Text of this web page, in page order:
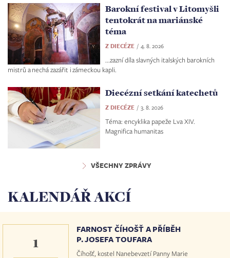
Barokní festival v Litomyšli
tentokrát na mariánské
téma
Z DIECÉZE 4. 8. 2026
...zazní díla slavných italských barokních
mistrů a nechá zazářit i zámeckou kapli.
Diecézní setkání katechetů
Z DIECÉZE 3. 8. 2026
Téma: encyklika papeže Lva XIV.
Magnifica humanitas
VŠECHNY ZPRÁVY
KALENDÁŘ AKCÍ
1
FARNOST ČÍHOŠŤ A PŘÍBĚH
P. JOSEFA TOUFARA
Číhošť, kostel Nanebevzetí Panny Marie